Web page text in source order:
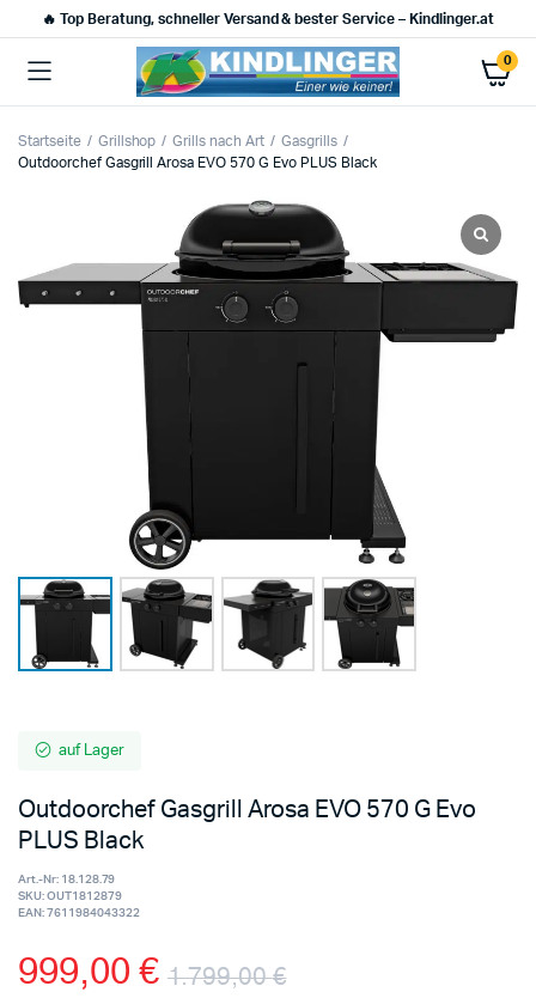
🔥 Top Beratung, schneller Versand & bester Service – Kindlinger.at
0
Startseite Grillshop Grills nach Art
Gasgrills
Outdoorchef Gasgrill Arosa EVO 570 G Evo PLUS Black
auf Lager
Outdoorchef Gasgrill Arosa EVO 570 G Evo
PLUS Black
Art.-Nr:18.128.79
SKU: OUT1812879
EAN:7611984043322
1.799,00€
999,00€